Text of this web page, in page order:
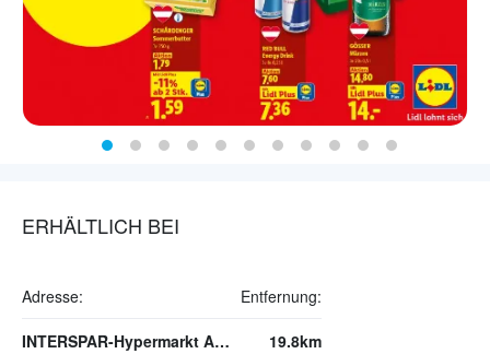
ERHÄLTLICH BEI
Adresse: Entfernung:
INTERSPAR-Hypermarkt Amstetten 19.8km